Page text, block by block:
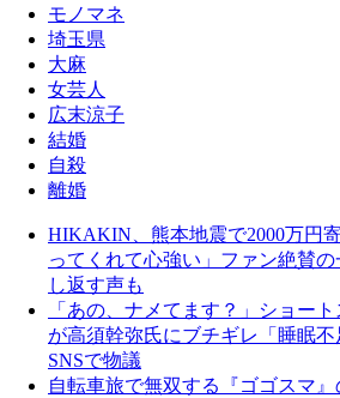
モノマネ
埼玉県
大麻
女芸人
広末涼子
結婚
自殺
離婚
HIKAKIN、熊本地震で2000万円
ってくれて心強い」ファン絶賛
し返す声も
「あの、ナメてます？」ショー
が高須幹弥氏にブチギレ「睡眠不
SNSで物議
自転車旅で無双する『ゴゴスマ